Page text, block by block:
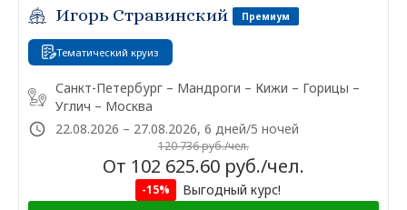
Игорь Стравинский Премиум
Тематический круиз
Санкт-Петербург – Мандроги – Кижи – Горицы –
Углич – Москва
22.08.2026 – 27.08.2026, 6 дней/5 ночей
120 736 руб./чел.
От 102 625.60 руб./чел.
-15% Выгодный курс!